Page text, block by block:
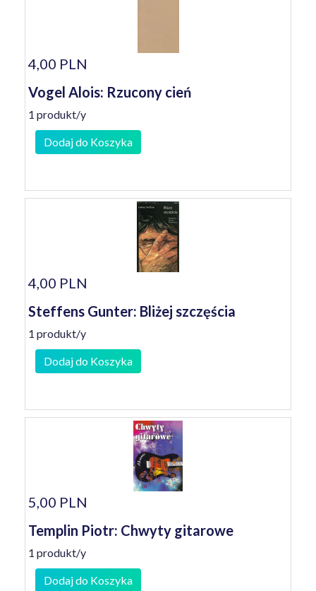
4,00 PLN
Vogel Alois: Rzucony cień
1 produkt/y
Dodaj do Koszyka
4,00 PLN
Steffens Gunter: Bliżej szczęścia
1 produkt/y
Dodaj do Koszyka
5,00 PLN
Templin Piotr: Chwyty gitarowe
1 produkt/y
Dodaj do Koszyka